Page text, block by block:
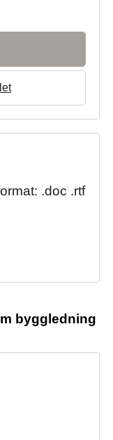
.doc .rtf
byggledning